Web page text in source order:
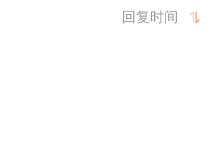
回复时间